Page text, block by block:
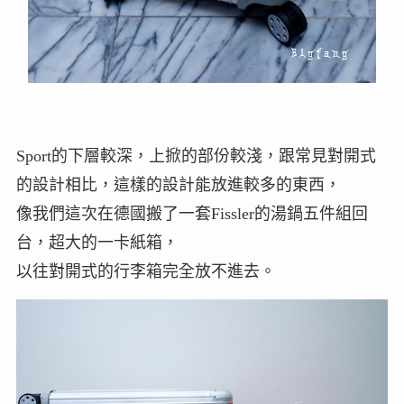
Sport的下層較深，上掀的部份較淺，跟常見對開式
的設計相比，這樣的設計能放進較多的東西，
像我們這次在德國搬了一套Fissler的湯鍋五件組回
台，超大的一卡紙箱，
以往對開式的行李箱完全放不進去。